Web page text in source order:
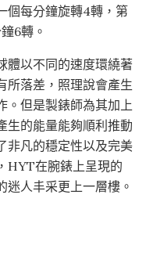
個每分鐘旋轉4轉，第
6轉。
體以不同的速度環繞著
所落差，照理說會產生
。但是製錶師為其加上
生的能量能夠順利推動
非凡的穩定性以及完美
HYT在腕錶上呈現的
迷人丰采更上一層樓。